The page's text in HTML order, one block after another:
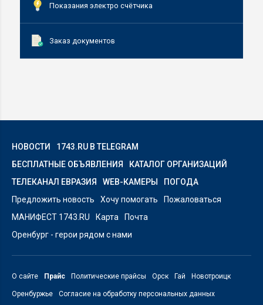
Показания электро счётчика
Заказ документов
НОВОСТИ
1743.RU В TELEGRAM
БЕСПЛАТНЫЕ ОБЪЯВЛЕНИЯ
КАТАЛОГ ОРГАНИЗАЦИЙ
ТЕЛЕКАНАЛ ЕВРАЗИЯ
WEB-КАМЕРЫ
ПОГОДА
Предложить новость
Хочу помогать
Пожаловаться
МАНИФЕСТ 1743.RU
Карта
Почта
Оренбург - герои рядом с нами
О сайте Прайс Политические прайсы Орск Гай Новотроицк
Оренбуржье Согласие на обработку персональных данных